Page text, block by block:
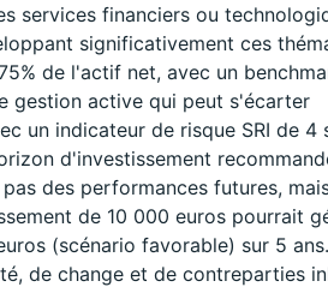
services financiers ou
significativement ces
de l'actif net, avec un
gestion active qui peut s'écarter
un indicateur de risque SRI de 4
d'investissement
des performances futures,
de 10 000 euros pourrait
(scénario favorable) sur 5
de change et de contreparties